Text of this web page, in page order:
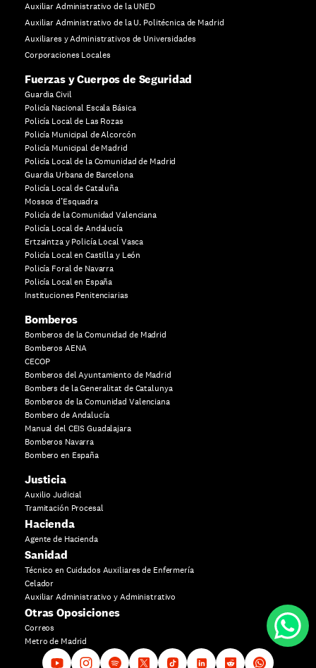
Auxiliar Administrativo de la UNED
Auxiliar Administrativo de la U. Politécnica de Madrid
Auxiliares y Administrativos de Universidades
Corporaciones Locales
Fuerzas y Cuerpos de Seguridad
Guardia Civil
Policía Nacional Escala Básica
Policía Local de Las Rozas
Policía Municipal de Alcorcón
Policía Municipal de Madrid
Policía Local de la Comunidad de Madrid
Guardia Urbana de Barcelona
Policía Local de Cataluña
Mossos d’Esquadra
Policía de la Comunidad Valenciana
Policía Local de Andalucía
Ertzaintza y Policía Local Vasca
Policía Local en Castilla y León
Policía Foral de Navarra
Policía Local en España
Instituciones Penitenciarias
Bomberos
Bomberos de la Comunidad de Madrid
Bomberos AENA
CECOP
Bomberos del Ayuntamiento de Madrid
Bombers de la Generalitat de Catalunya
Bomberos de la Comunidad Valenciana
Bombero de Andalucía
Manual del CEIS Guadalajara
Bomberos Navarra
Bombero en España
Justicia
Auxilio Judicial
Tramitación Procesal
Hacienda
Agente de Hacienda
Sanidad
Técnico en Cuidados Auxiliares de Enfermería
Celador
Auxiliar Administrativo y Administrativo
Otras Oposiciones
Correos
Metro de Madrid